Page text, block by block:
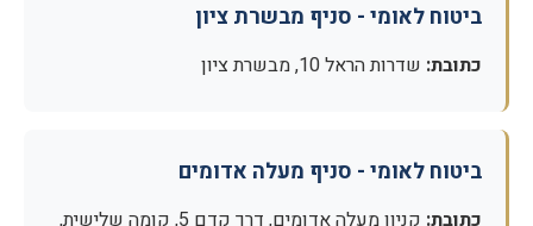
ביטוח לאומי - סניף מבשרת ציון
כתובת: שדרות הראל 10, מבשרת ציון
ביטוח לאומי - סניף מעלה אדומים
כתובת: קניון מעלה אדומים, דרך קדם 5, קומה שלישית,